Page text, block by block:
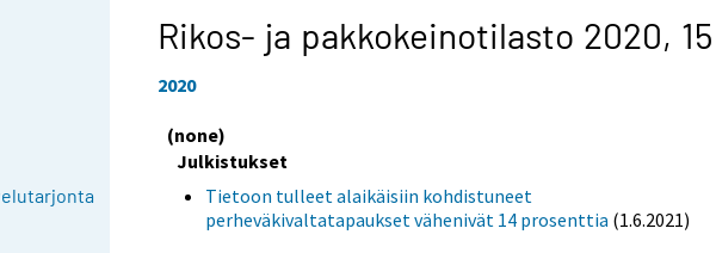
Rikos- ja pakkokeinotilasto 2020, 15
2020
(none)
Julkistukset
Tietoon tulleet alaikäisiin kohdistuneet
perheväkivaltatapaukset vähenivät 14 prosenttia (1.6.2021)